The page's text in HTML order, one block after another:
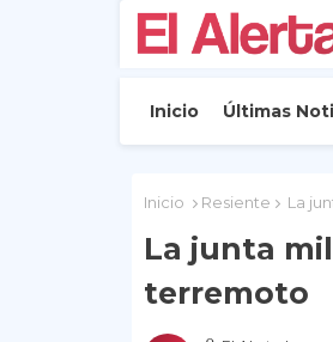
Inicio Últimas
Inicio Resiente La
La junta
terremoto